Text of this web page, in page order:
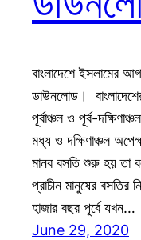
বাংলাদেশে ইসলামের
ডাউনলোড।
পূর্বাঞ্চল ও পূর্ব-
মধ্য ও দক্ষিণাঞ্চল
মানব বসতি শুরু হয় তা
প্রাচীন মানুষের বসতির
হাজার বছর পূর্বে যখন…
June 29, 2020